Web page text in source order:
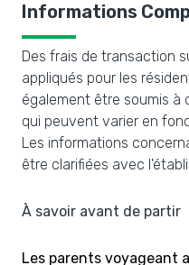
Informations
Des frais de transaction
appliqués pour les
également être soumis à
qui peuvent varier en
Les informations
être clarifiées avec
À savoir avant de partir
Les parents voyageant